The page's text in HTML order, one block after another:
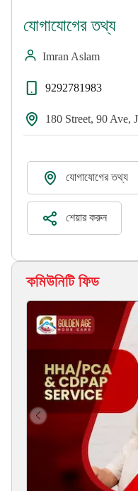
যোগাযোগের তথ্য
Imran Aslam
9292781983
180 Street, 90 Ave,
যোগাযোগের তথ্য
শেয়ার করুন
কমিউনিটি ফিড